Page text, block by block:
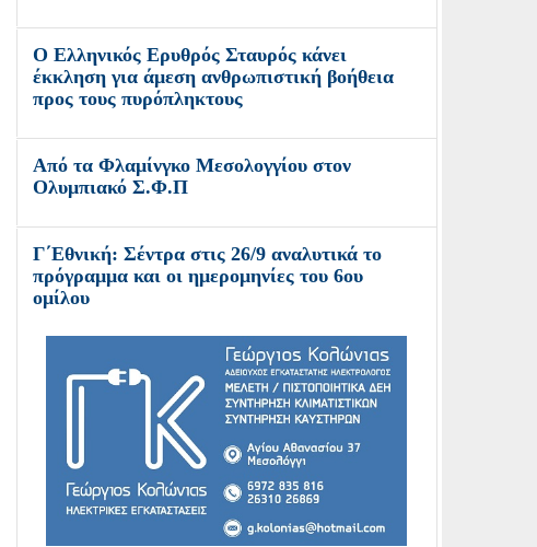
Ο Ελληνικός Ερυθρός Σταυρός κάνει
έκκληση για άμεση ανθρωπιστική βοήθεια
προς τους πυρόπληκτους
Από τα Φλαμίνγκο Μεσολογγίου στον
Ολυμπιακό Σ.Φ.Π
Γ΄Εθνική: Σέντρα στις 26/9 αναλυτικά το
πρόγραμμα και οι ημερομηνίες του 6ου
ομίλου